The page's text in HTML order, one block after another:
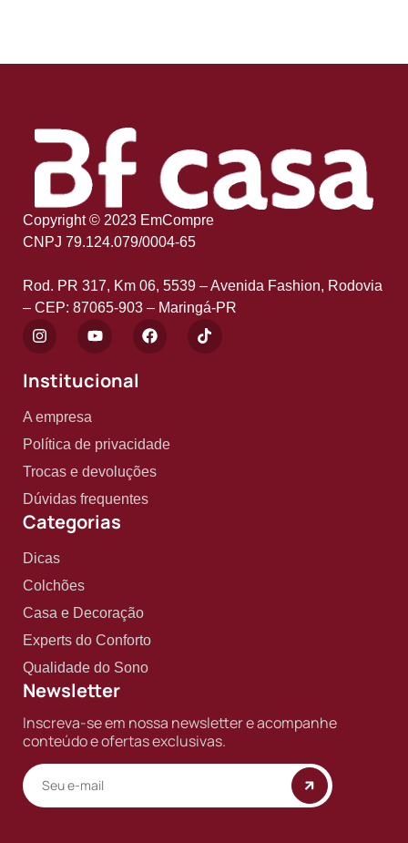
Copyright © 2023 EmCompre
CNPJ 79.124.079/0004-65
Rod. PR 317, Km 06, 5539 – Avenida Fashion, Rodovia
– CEP: 87065-903 – Maringá-PR
Institucional
A empresa
Política de privacidade
Trocas e devoluções
Dúvidas frequentes
Categorias
Dicas
Colchões
Casa e Decoração
Experts do Conforto
Qualidade do Sono
Newsletter
Inscreva-se em nossa newsletter e acompanhe
conteúdo e ofertas exclusivas.
Copyright © 2025 BF Casa. Todos os direitos reservados